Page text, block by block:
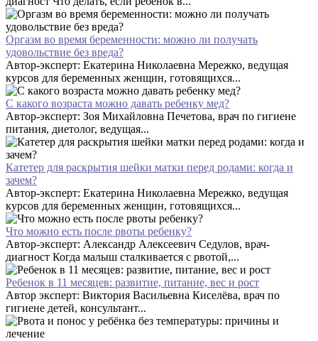
Оргазм во время беременности: можно ли получать
удовольствие без вреда?
Автор-эксперт: Екатерина Николаевна Мережко, ведущая
курсов для беременных женщин, готовящихся...
С какого возраста можно давать ребенку мед?
Автор-эксперт: Зоя Михайловна Печетова, врач по гигиене
питания, диетолог, ведущая...
Катетер для раскрытия шейки матки перед родами: когда и
зачем?
Автор-эксперт: Екатерина Николаевна Мережко, ведущая
курсов для беременных женщин, готовящихся...
Что можно есть после рвоты ребенку?
Автор-эксперт: Александр Алексеевич Седулов, врач-
диагност Когда малыш сталкивается с рвотой,...
Ребенок в 11 месяцев: развитие, питание, вес и рост
Автор эксперт: Виктория Васильевна Киселёва, врач по
гигиене детей, консультант...